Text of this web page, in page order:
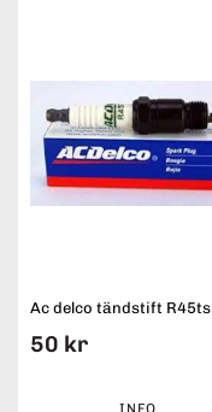
Ac delco tändstift R45ts
50 kr
INFO